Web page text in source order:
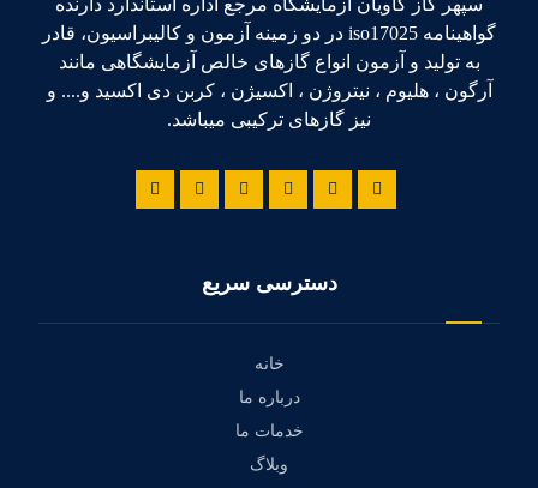
سپهر گاز کاویان آزمایشگاه مرجع اداره استاندارد دارنده
گواهینامه iso17025 در دو زمینه آزمون و کالیبراسیون، قادر
به تولید و آزمون انواع گازهای خالص آزمایشگاهی مانند
آرگون ، هلیوم ، نیتروژن ، اکسیژن ، کربن دی اکسید و.... و
نیز گازهای ترکیبی میباشد.
دسترسی سریع
خانه
درباره ما
خدمات ما
وبلاگ